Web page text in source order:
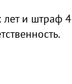
и штраф